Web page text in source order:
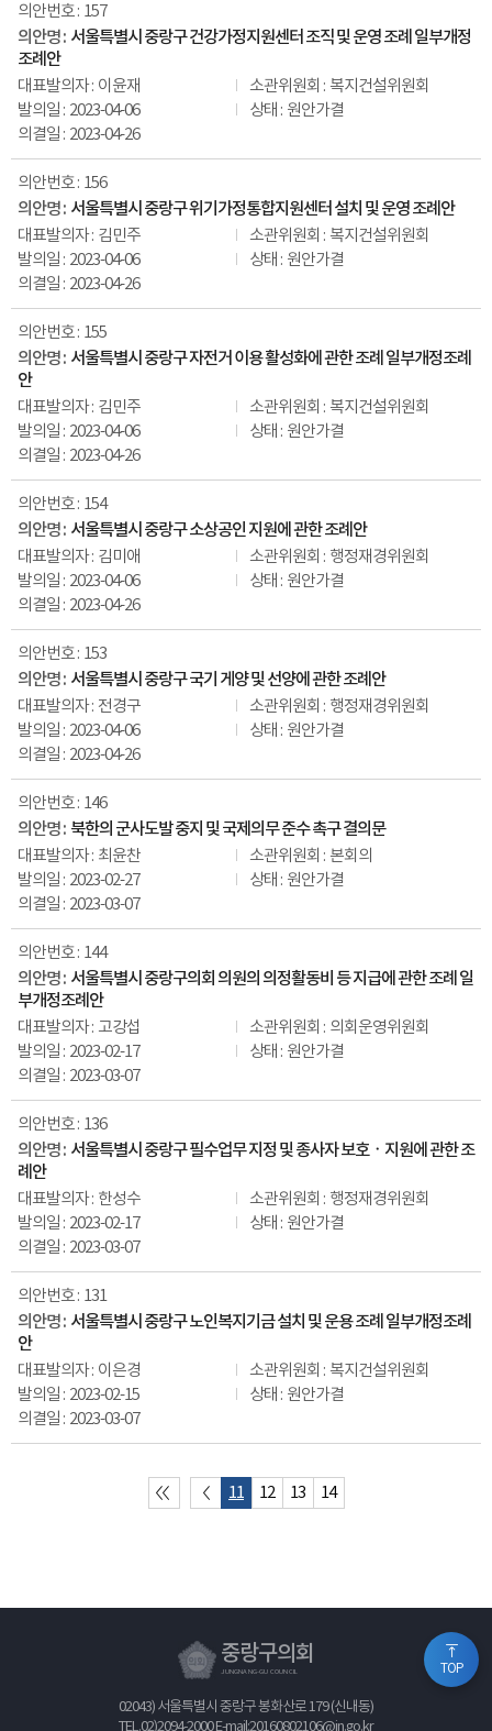
157
서울특별시 중랑구 건강가정지원센터 조직 및 운영 조례 일부개정
조례안
이윤재
복지건설위원회
2023-04-06
원안가결
2023-04-26
156
서울특별시 중랑구 위기가정통합지원센터 설치 및 운영 조례안
김민주
복지건설위원회
2023-04-06
원안가결
2023-04-26
155
서울특별시 중랑구 자전거 이용 활성화에 관한 조례 일부개정조례
안
김민주
복지건설위원회
2023-04-06
원안가결
2023-04-26
154
서울특별시 중랑구 소상공인 지원에 관한 조례안
김미애
행정재경위원회
2023-04-06
원안가결
2023-04-26
153
서울특별시 중랑구 국기 게양 및 선양에 관한 조례안
전경구
행정재경위원회
2023-04-06
원안가결
2023-04-26
146
북한의 군사도발 중지 및 국제의무 준수 촉구 결의문
최윤찬
본회의
2023-02-27
원안가결
2023-03-07
144
서울특별시 중랑구의회 의원의 의정활동비 등 지급에 관한 조례 일
부개정조례안
고강섭
의회운영위원회
2023-02-17
원안가결
2023-03-07
136
서울특별시 중랑구 필수업무 지정 및 종사자 보호ㆍ지원에 관한 조
례안
한성수
행정재경위원회
2023-02-17
원안가결
2023-03-07
131
서울특별시 중랑구 노인복지기금 설치 및 운용 조례 일부개정조례
안
이은경
복지건설위원회
2023-02-15
원안가결
2023-03-07
11 12 13 14
TOP
중랑구의회
JUNGNANG-GU COUNCIL
02043) 서울특별시 중랑구 봉화산로 179 (신내동)
TEL.02)2094-2000 E-mail:20160802106@jn.go.kr